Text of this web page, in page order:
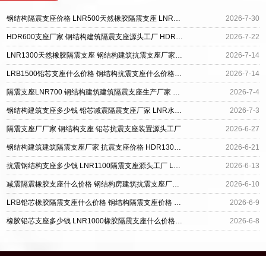
钢结构隔震支座价格 LNR500天然橡胶隔震支座 LNR700隔震橡胶支座 2026-7-30
HDR600支座厂家 钢结构建筑隔震支座源头工厂 HDR高阻尼橡胶隔震支座厂家 2026-7-22
LNR1300天然橡胶隔震支座 钢结构建筑抗震支座厂家 LNR300支座源头工厂 2026-7-14
LRB1500铅芯支座什么价格 钢结构抗震支座什么价格 建筑高阻尼隔振橡胶隔震支座生产厂家 2026-7-14
隔震支座LNR700 钢结构建筑建筑隔震支座生产厂家 橡胶抗震支座厂商厂家 2026-7-4
钢结构建筑支座多少钱 铅芯减震隔震支座厂家 LNR水平力分散型支座厂家 2026-7-3
隔震支座厂厂家 钢结构支座 铅芯抗震支座装置源头工厂 2026-6-27
钢结构建筑建筑隔震支座厂家 抗震支座价格 HDR1300高阻尼隔震支座多少钱 2026-6-21
抗震钢结构支座多少钱 LNR1100隔震支座源头工厂 LNR1300橡胶支座厂家 2026-6-13
减震隔震橡胶支座什么价格 钢结构房建筑抗震支座厂家 LRB600橡胶隔震支座什么价格 2026-6-10
LRB铅芯橡胶隔震支座什么价格 钢结构隔震支座价格 建筑叠层隔震支座 2026-6-9
橡胶铅芯支座多少钱 LNR1000橡胶隔震支座什么价格 钢结构建筑隔震支座源头工厂 2026-6-8